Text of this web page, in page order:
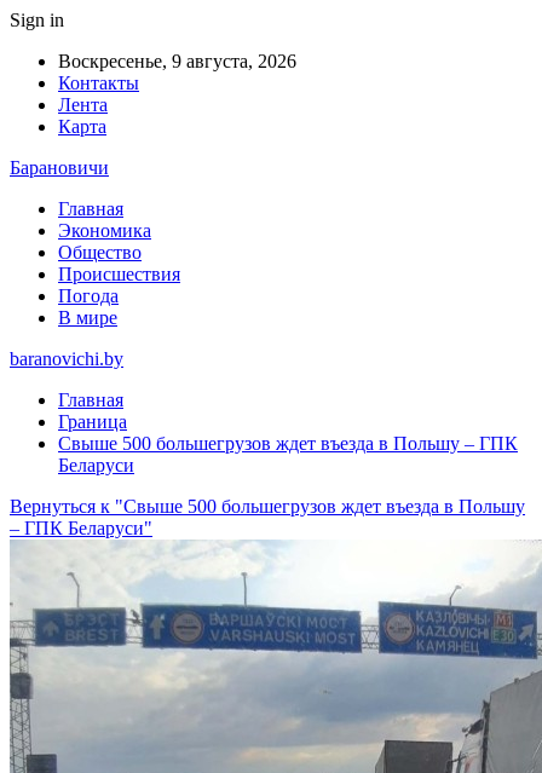
Sign in
Воскресенье, 9 августа, 2026
Контакты
Лента
Карта
Барановичи
Главная
Экономика
Общество
Происшествия
Погода
В мире
baranovichi.by
Главная
Граница
Свыше 500 большегрузов ждет въезда в Польшу – ГПК
Беларуси
Вернуться к "Свыше 500 большегрузов ждет въезда в Польшу
– ГПК Беларуси"